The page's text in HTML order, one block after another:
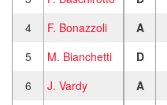
4
F. Bonazzoli A
5
M. Bianchetti D
6
J. Vardy A